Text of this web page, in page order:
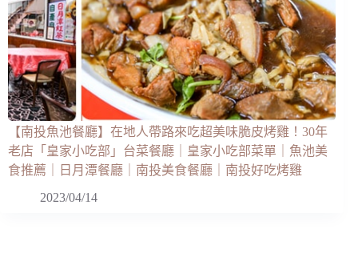
【南投魚池餐廳】在地人帶路來吃超美味脆皮烤雞！30年
老店「皇家小吃部」台菜餐廳｜皇家小吃部菜單｜魚池美
食推薦｜日月潭餐廳｜南投美食餐廳｜南投好吃烤雞
2023/04/14